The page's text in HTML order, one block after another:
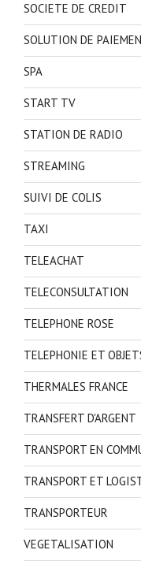
SOCIETE DE CREDIT
SOLUTION DE
SPA
START TV
STATION DE RADIO
STREAMING
SUIVI DE COLIS
TAXI
TELEACHAT
TELECONSULTATION
TELEPHONE ROSE
TELEPHONIE ET
THERMALES FRANCE
TRANSFERT D'ARGENT
TRANSPORT EN
TRANSPORT ET
TRANSPORTEUR
VEGETALISATION